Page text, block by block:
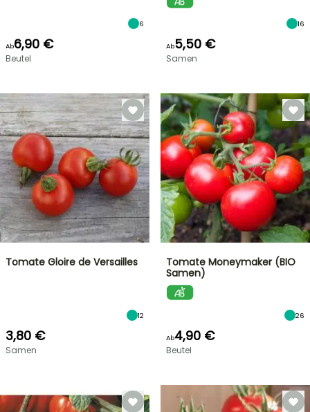
6
Ab6,90 €
Beutel
16
Ab5,50 €
Samen
Tomate Gloire de Versailles
12
3,80 €
Samen
Tomate Moneymaker (BIO
Samen)
26
Ab4,90 €
Beutel